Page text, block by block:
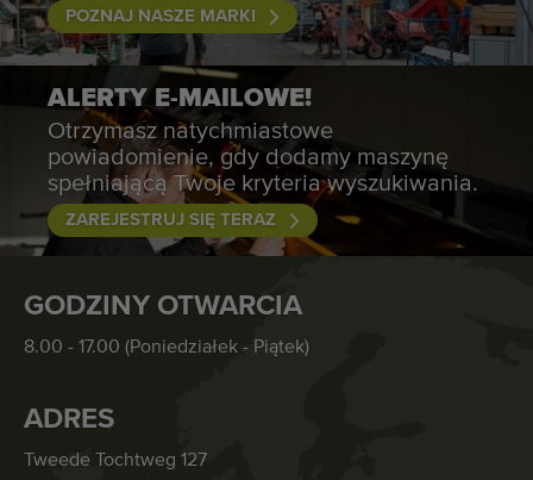
POZNAJ NASZE MARKI
ALERTY E-MAILOWE!
Otrzymasz natychmiastowe
powiadomienie, gdy dodamy maszynę
spełniającą Twoje kryteria wyszukiwania.
ZAREJESTRUJ SIĘ TERAZ
GODZINY OTWARCIA
8.00 - 17.00 (Poniedziałek - Piątek)
ADRES
Tweede Tochtweg 127